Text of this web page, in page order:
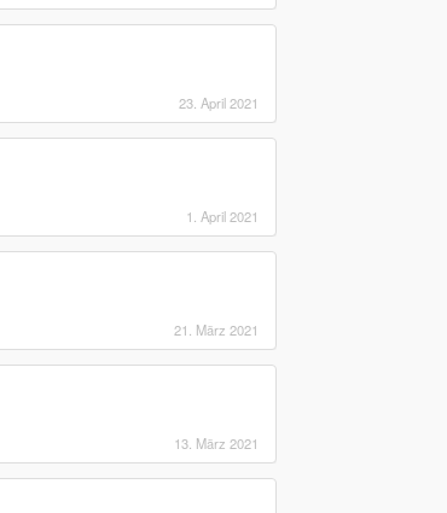
23. April 2021
1. April 2021
21. März 2021
13. März 2021